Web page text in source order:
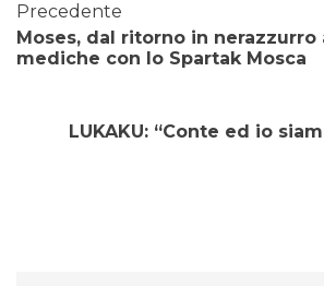
Precedente
Moses, dal ritorno in nerazzurro
mediche con lo Spartak Mosca
LUKAKU: “Conte ed io